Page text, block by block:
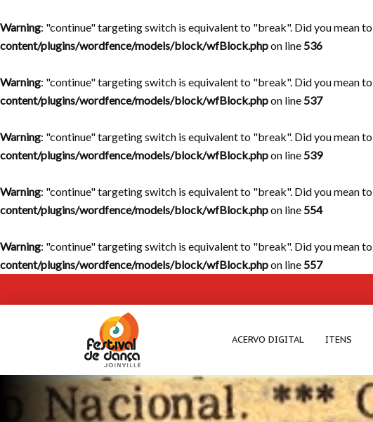
Warning: "continue" targeting switch is equivalent to "break". Did you mean
content/plugins/wordfence/models/block/wfBlock.phpon line536
Warning: "continue" targeting switch is equivalent to "break". Did you mean
content/plugins/wordfence/models/block/wfBlock.phpon line537
Warning: "continue" targeting switch is equivalent to "break". Did you mean
content/plugins/wordfence/models/block/wfBlock.phpon line539
Warning: "continue" targeting switch is equivalent to "break". Did you mean
content/plugins/wordfence/models/block/wfBlock.phpon line554
Warning: "continue" targeting switch is equivalent to "break". Did you mean
content/plugins/wordfence/models/block/wfBlock.phpon line557
ACERVO DIGITAL ITENS